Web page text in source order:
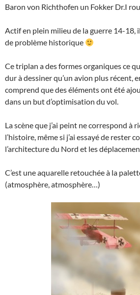
Baron von Richthofen un Fokker Dr.I
Actif en plein milieu de la guerre 14-18,
de problème historique
Ce triplan a des formes organiques ce
dur à dessiner qu’un avion plus récent,
comprend que des éléments ont été
dans un but d’optimisation du vol.
La scène que j’ai peint ne correspond à
l’histoire, même si j’ai essayé de rester
l’architecture du Nord et les
C’est une aquarelle retouchée à la
(atmosphère, atmosphère…)